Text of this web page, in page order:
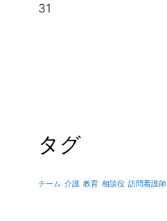
31
タグ
チーム 介護 教育 相談役 訪問看護師